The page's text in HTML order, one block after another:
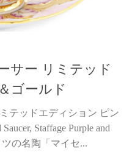
サー リミテッド
ゴールド
テッドエディション ピン
Staffage Purple and
ツの名陶「マイセ...